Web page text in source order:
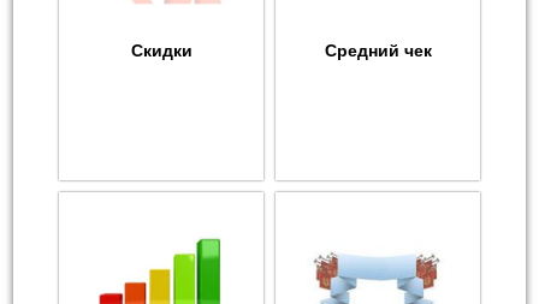
Скидки Средний чек